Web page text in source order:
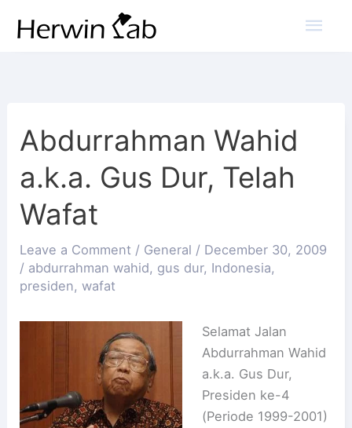
Abdurrahman Wahid
a.k.a. Gus Dur, Telah
Wafat
Leave a Comment / General / December 30, 2009
/ abdurrahman wahid, gus dur, Indonesia,
presiden,wafat
Selamat Jalan
Abdurrahman Wahid
a.k.a. Gus Dur,
Presiden ke-4
(Periode 1999-2001)